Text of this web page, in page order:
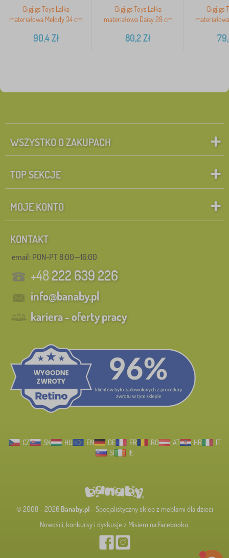
Bigjigs Toys Lalka
materiałowa Melody 34 cm
90,4Zł
Bigjigs Toys Lalka
materiałowa Daisy 28 cm
80,2Zł
Bigjigs
WSZYSTKO O ZAKUPACH
TOP SEKCJE
MOJE KONTO
KONTAKT
email: PON-PT 8:00—16:00
+48222 639 226
info@banaby.pl
kariera - oferty pracy
CZ SK HU EN DE FR RO AT HR
IT
SI
IE
© 2008 - 2026 Banaby.pl- Specjalistyczny sklep z meblami dla dzieci
Nowości, konkursy i dyskusje z Misiem na Facebooku.